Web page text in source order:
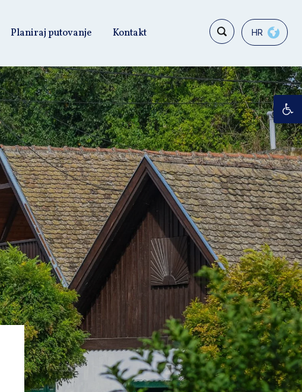
Planiraj putovanje Kontakt HR